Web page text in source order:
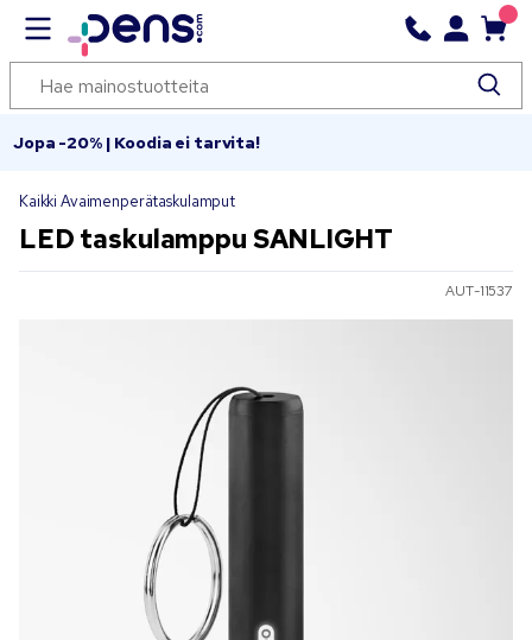
Jopa -20% | Koodia ei tarvita!
Kaikki Avaimenperätaskulamput
LED taskulamppu SANLIGHT
AUT-11537